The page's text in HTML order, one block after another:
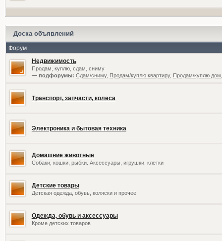
Доска объявлений
Форум
Недвижимость
Продам, куплю, сдам, сниму
— подфорумы: Сдам/сниму, Продам/куплю квартиру, Продам/куплю
Транспорт, запчасти, колеса
Электроника и бытовая техника
Домашние животные
Собаки, кошки, рыбки. Аксессуары, игрушки, клетки
Детские товары
Детская одежда, обувь, коляски и прочее
Одежда, обувь и аксессуары
Кроме детских товаров